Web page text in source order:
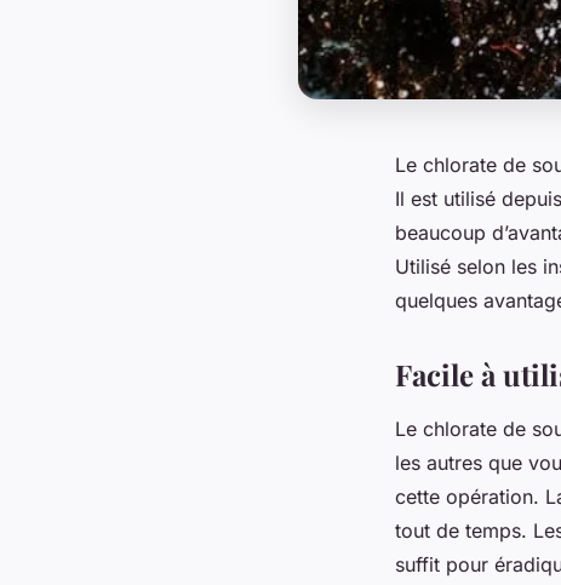
Le chlorate de
Il est utilisé
beaucoup
Utilisé selon les
quelques
Facile à
Le chlorate de
les autres que
cette opération.
tout de temps.
suffit pour